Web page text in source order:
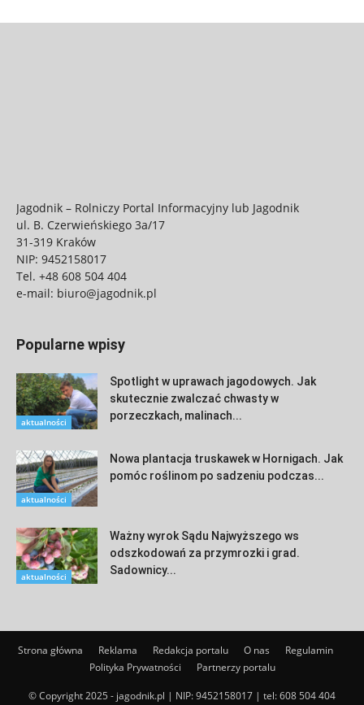
Jagodnik – Rolniczy Portal Informacyjny lub Jagodnik
ul. B. Czerwieńskiego 3a/17
31-319 Kraków
NIP: 9452158017
Tel. +48 608 504 404
e-mail: biuro@jagodnik.pl
Popularne wpisy
aktualności
Spotlight w uprawach jagodowych. Jak
skutecznie zwalczać chwasty w
porzeczkach, malinach...
aktualności
Nowa plantacja truskawek w Hornigach. Jak
pomóc roślinom po sadzeniu podczas...
aktualności
Ważny wyrok Sądu Najwyższego ws
odszkodowań za przymrozki i grad.
Sadownicy...
Strona główna Reklama Redakcja portalu O nas
Regulamin
Polityka Prywatności
Partnerzy portalu
© Copyright 2025 - jagodnik.pl | NIP: 9452158017 | tel:608 504 404